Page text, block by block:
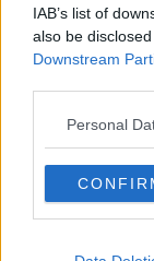
IAB’s list of
also be
Downstream
Personal
per 20 metri a
civico 7 per una
lunghezza di 10
semaforo o
Montione Alto